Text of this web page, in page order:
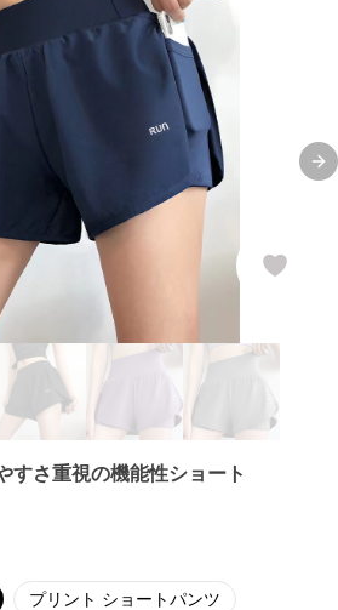
すさ重視の機能性ショート
プリント ショートパンツ